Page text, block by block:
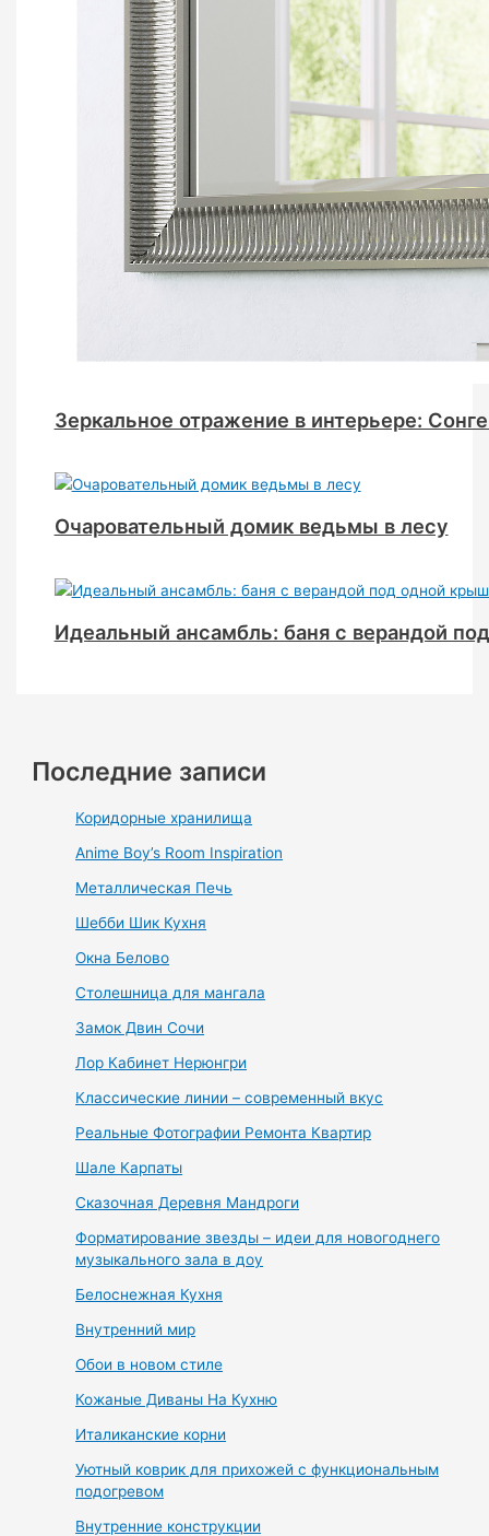
Зеркальное отражение в интерьере:
Очаровательный домик ведьмы в лесу
Идеальный ансамбль: баня с верандой
Последние записи
Коридорные хранилища
Anime Boy’s Room Inspiration
Металлическая Печь
Шебби Шик Кухня
Окна Белово
Столешница для мангала
Замок Двин Сочи
Лор Кабинет Нерюнгри
Классические линии – современный вкус
Реальные Фотографии Ремонта Квартир
Шале Карпаты
Сказочная Деревня Мандроги
Форматирование звезды – идеи для новогоднего
музыкального зала в доу
Белоснежная Кухня
Внутренний мир
Обои в новом стиле
Кожаные Диваны На Кухню
Италиканские корни
Уютный коврик для прихожей с функциональным
подогревом
Внутренние конструкции